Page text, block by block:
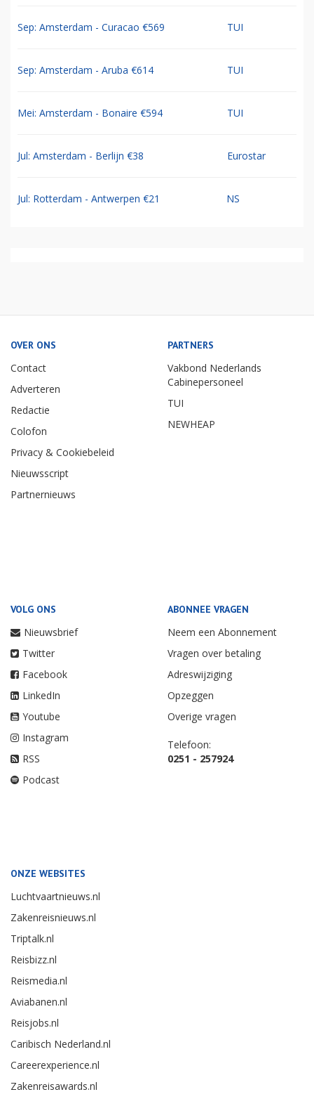
Sep: Amsterdam - Curacao €569 TUI
Sep: Amsterdam - Aruba €614 TUI
Mei: Amsterdam - Bonaire €594 TUI
Jul: Amsterdam - Berlijn €38 Eurostar
Jul: Rotterdam - Antwerpen €21 NS
OVER ONS
Contact
Adverteren
Redactie
Colofon
Privacy & Cookiebeleid
Nieuwsscript
Partnernieuws
PARTNERS
Vakbond Nederlands
Cabinepersoneel
TUI
NEWHEAP
VOLG ONS
Nieuwsbrief
Twitter
Facebook
LinkedIn
Youtube
Instagram
RSS
Podcast
ABONNEE VRAGEN
Neem een Abonnement
Vragen over betaling
Adreswijziging
Opzeggen
Overige vragen
Telefoon:
0251 - 257924
ONZE WEBSITES
Luchtvaartnieuws.nl
Zakenreisnieuws.nl
Triptalk.nl
Reisbizz.nl
Reismedia.nl
Aviabanen.nl
Reisjobs.nl
Caribisch Nederland.nl
Careerexperience.nl
Zakenreisawards.nl